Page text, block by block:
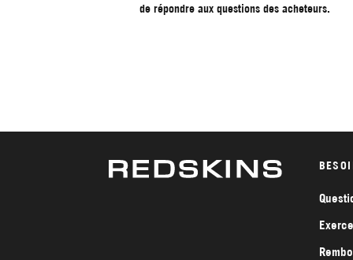
de répondre aux questions des acheteurs.